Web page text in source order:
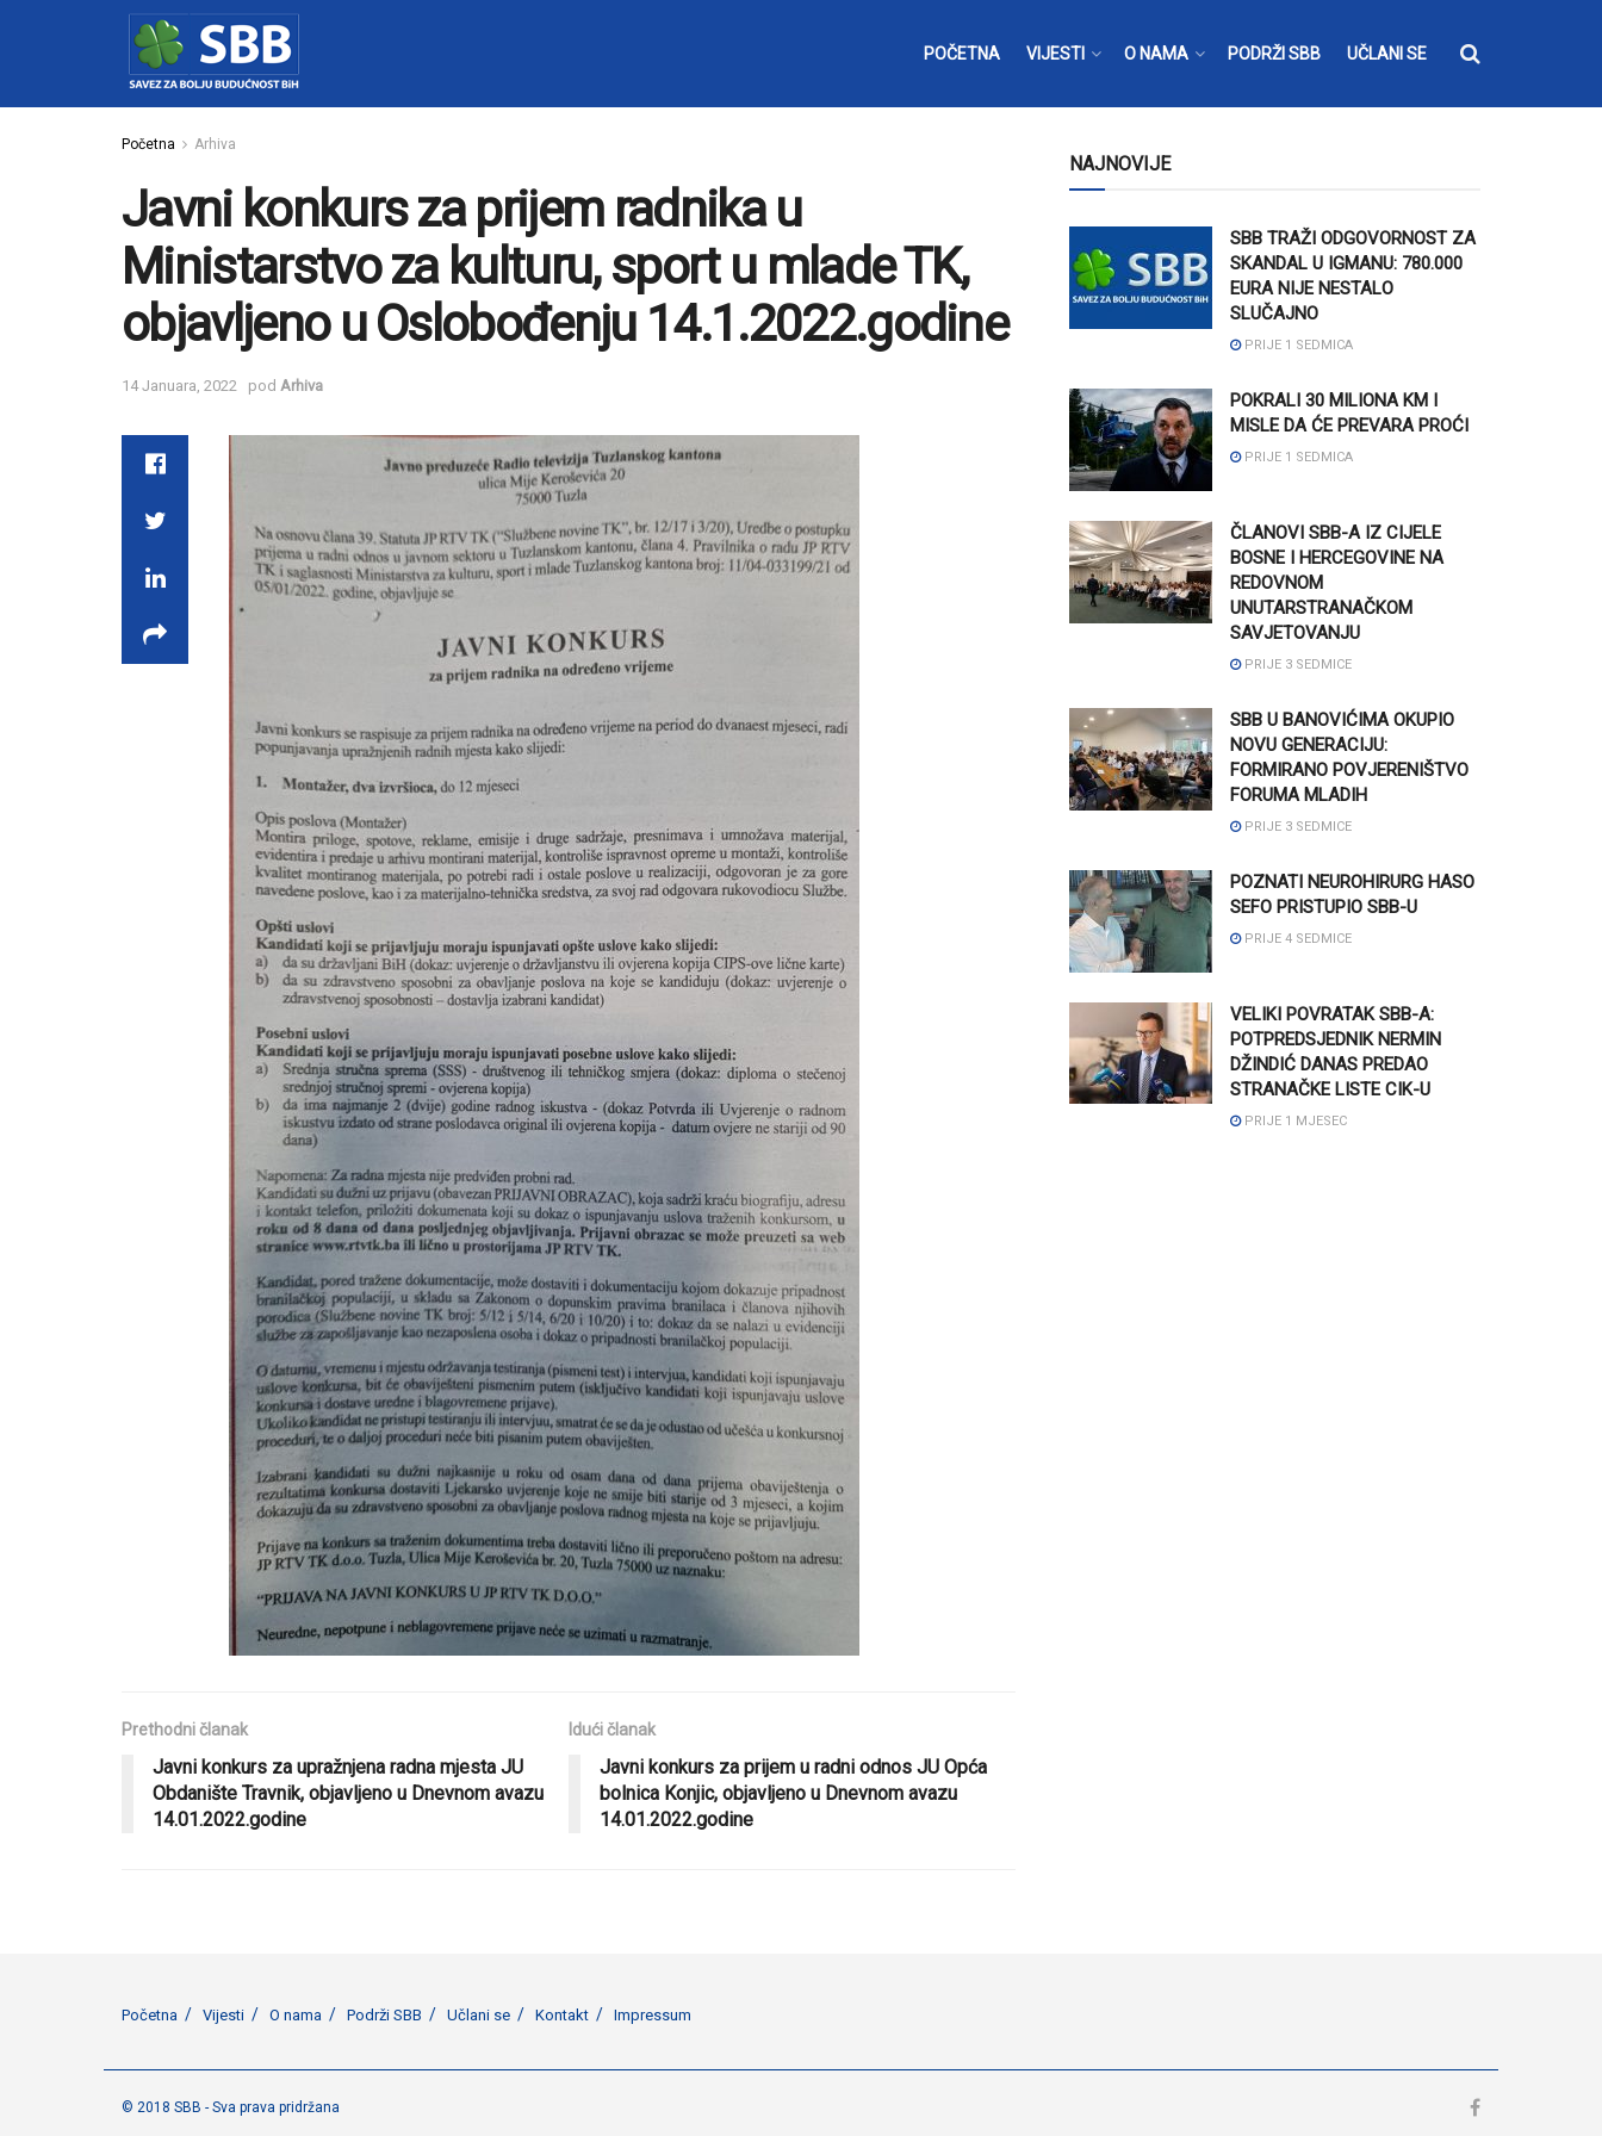
POČETNA VIJESTI O NAMA PODRŽI SBB UČLANI SE
Početna Arhiva
Javni konkurs za prijem radnika u
Ministarstvo za kulturu, sport u mlade TK,
objavljeno u Oslobođenju 14.1.2022.godine
14 Januara, 2022 pod Arhiva
Prethodni članak
Javni konkurs za upražnjena radna mjesta JU
Obdanište Travnik, objavljeno u Dnevnom avazu
14.01.2022.godine
Idući članak
Javni konkurs za prijem u radni odnos JU Opća
bolnica Konjic, objavljeno u Dnevnom avazu
14.01.2022.godine
NAJNOVIJE
SBB TRAŽI ODGOVORNOST ZA
SKANDAL U IGMANU: 780.000
EURA NIJE NESTALO
SLUČAJNO
PRIJE 1 SEDMICA
POKRALI 30 MILIONA KM I
MISLE DA ĆE PREVARA PROĆI
PRIJE 1 SEDMICA
ČLANOVI SBB-A IZ CIJELE
BOSNE I HERCEGOVINE NA
REDOVNOM
UNUTARSTRANAČKOM
SAVJETOVANJU
PRIJE 3 SEDMICE
SBB U BANOVIĆIMA OKUPIO
NOVU GENERACIJU:
FORMIRANO POVJERENIŠTVO
FORUMA MLADIH
PRIJE 3 SEDMICE
POZNATI NEUROHIRURG HASO
SEFO PRISTUPIO SBB-U
PRIJE 4 SEDMICE
VELIKI POVRATAK SBB-A:
POTPREDSJEDNIK NERMIN
DŽINDIĆ DANAS PREDAO
STRANAČKE LISTE CIK-U
PRIJE 1 MJESEC
Početna Vijesti O nama Podrži SBB Učlani se Kontakt Impressum
© 2018 SBB - Sva prava pridržana